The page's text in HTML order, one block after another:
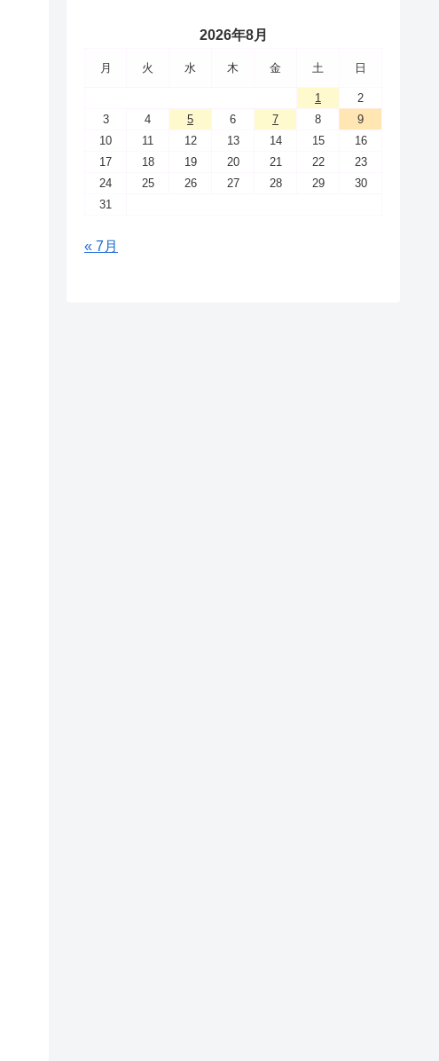
2026年8月
月 火 水 木 金 土 日
1
2
3
4 5 6 7 8
9
10
11 12 13 14 15
16
17
18 19 20 21 22
23
24
25 26 27 28 29
30
31
« 7月